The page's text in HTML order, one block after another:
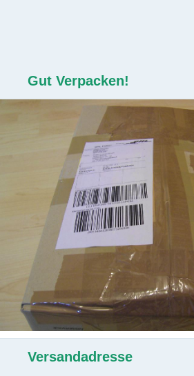
Gut Verpacken!
Versandadresse